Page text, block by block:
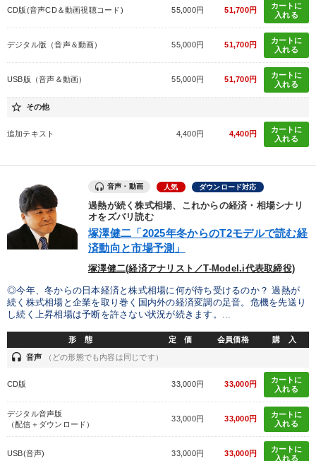
モノづくり
トレンド スポーツ関係 資産保全 人事戦略
テレビ・ネットで話題
ベンチャー 稲盛和夫 会社数字を学ぶ
※「更新」を押すと「タグ・キーワード」を更新いただけます。
CD版(音声CD＆動画視聴コード) 55,000円 51,700円
カートに
入れる
デジタル版（音声＆動画） 55,000円 51,700円
カートに
入れる
USB版（音声＆動画） 55,000円 51,700円
カートに
入れる
star_border その他
追加テキスト 4,400円 4,400円
カートに
入れる
音声・動画 人気 ダウンロード対応
過熱が続く株式相場、これからの経済・相場シナリ
オをズバリ読む
塚澤健二「2025年冬からのT2モデルで読む経
済動向と市場予測」
塚澤健二(経済アナリスト／T-Model.i代表取締役)
◎今年、冬からの日本経済と株式相場に何が待ち受けるのか？ 過熱が
続く株式相場と企業を取り巻く国内外の経済変調の足音。危機を先送り
し続く上昇相場は予断を許さない状況が続きます。...
形 態 定 価 会員価格 購 入
headset 音声 （どの形態でも内容は同じです）
CD版 33,000円 33,000円
カートに
入れる
デジタル音声版
（配信＋ダウンロード）
33,000円 33,000円
カートに
入れる
USB(音声) 33,000円 33,000円
カートに
入れる